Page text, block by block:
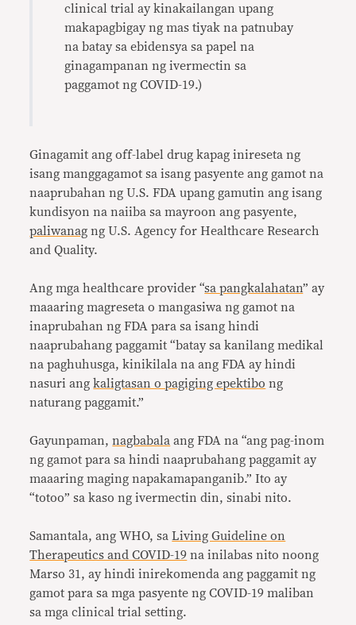
clinical trial ay kinakailangan upang
makapagbigay ng mas tiyak na patnubay
na batay sa ebidensya sa papel na
ginagampanan ng ivermectin sa
paggamot ng COVID-19.)
Ginagamit ang off-label drug kapag inireseta ng
isang manggagamot sa isang pasyente ang gamot na
naaprubahan ng U.S. FDA upang gamutin ang isang
kundisyon na naiiba sa mayroon ang pasyente,
paliwanag ng U.S. Agency for Healthcare Research
and Quality.
Ang mga healthcare provider “sa pangkalahatan” ay
maaaring magreseta o mangasiwa ng gamot na
inaprubahan ng FDA para sa isang hindi
naaprubahang paggamit “batay sa kanilang medikal
na paghuhusga, kinikilala na ang FDA ay hindi
nasuri ang kaligtasan o pagiging epektibo ng
naturang paggamit.”
Gayunpaman,nagbabala ang FDA na “ang pag-inom
ng gamot para sa hindi naaprubahang paggamit ay
maaaring maging napakamapanganib.” Ito ay
“totoo” sa kaso ng ivermectin din, sinabi nito.
Samantala, ang WHO, saLiving Guideline on
Therapeutics and COVID-19 na inilabas nito noong
Marso 31, ay hindi inirekomenda ang paggamit ng
gamot para sa mga pasyente ng COVID-19 maliban
sa mga clinical trial setting.